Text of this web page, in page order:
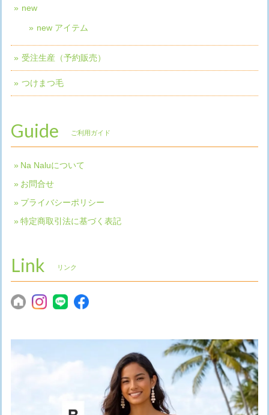
new
new アイテム
受注生産（予約販売）
つけまつ毛
Guide ご利用ガイド
Na Naluについて
お問合せ
プライバシーポリシー
特定商取引法に基づく表記
Link リンク